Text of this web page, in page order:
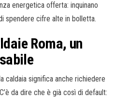
energetica offerta: inquinano
spendere cifre alte in bolletta.
Roma, un
caldaia significa anche richiedere
da dire che è già così di default: